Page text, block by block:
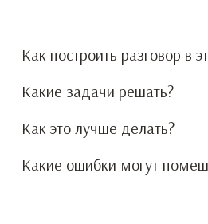
Как построить разговор в
Какие задачи решать?
Как это лучше делать?
Какие ошибки могут